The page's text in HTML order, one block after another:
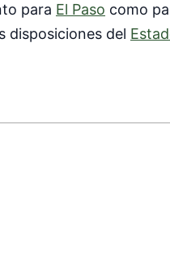
para El Paso como
disposiciones del